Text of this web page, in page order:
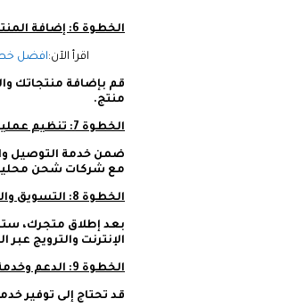
الخطوة 6: إضافة المنتجات والمحتوى:
اقرأ الآن:افضل
قم بإضافة منتجاتك
منتج.
الخطوة 7: تنظيم عمليات الشحن والتوصيل:
ضمن خدمة التوصيل
مع شركات شحن محلية
الخطوة 8: التسويق والترويج:
بعد إطلاق متجرك،
الإنترنت والترويج عبر
الخطوة 9: الدعم وخدمة العملاء:
قد تحتاج إلى توفير